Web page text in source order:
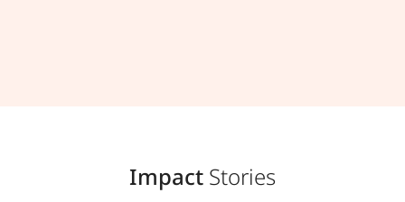
Impact Stories